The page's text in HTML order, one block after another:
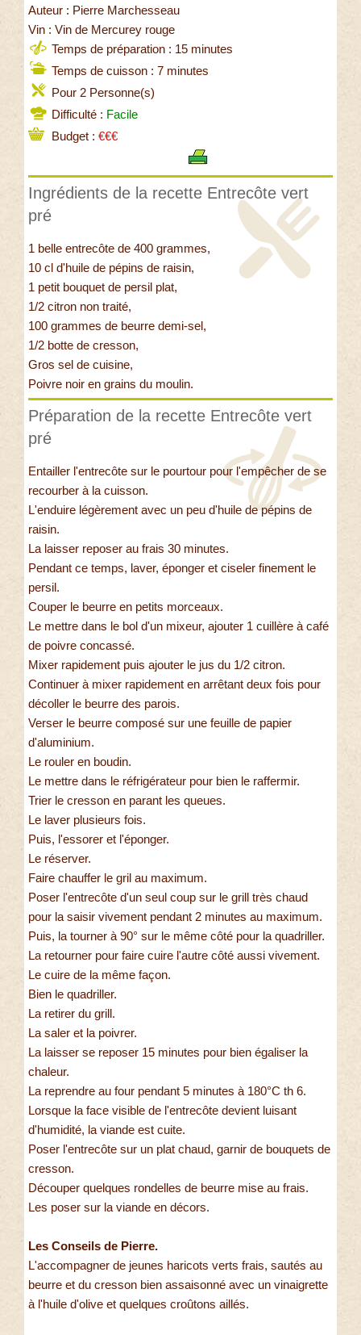
Auteur : Pierre Marchesseau
Vin : Vin de Mercurey rouge
Temps de préparation : 15 minutes
Temps de cuisson : 7 minutes
Pour 2 Personne(s)
Difficulté : Facile
Budget : €€€
Ingrédients de la recette Entrecôte vert
pré
1 belle entrecôte de 400 grammes,
10 cl d'huile de pépins de raisin,
1 petit bouquet de persil plat,
1/2 citron non traité,
100 grammes de beurre demi-sel,
1/2 botte de cresson,
Gros sel de cuisine,
Poivre noir en grains du moulin.
Préparation de la recette Entrecôte vert
pré
Entailler l'entrecôte sur le pourtour pour l'empêcher de se
recourber à la cuisson.
L'enduire légèrement avec un peu d'huile de pépins de
raisin.
La laisser reposer au frais 30 minutes.
Pendant ce temps, laver, éponger et ciseler finement le
persil.
Couper le beurre en petits morceaux.
Le mettre dans le bol d'un mixeur, ajouter 1 cuillère à café
de poivre concassé.
Mixer rapidement puis ajouter le jus du 1/2 citron.
Continuer à mixer rapidement en arrêtant deux fois pour
décoller le beurre des parois.
Verser le beurre composé sur une feuille de papier
d'aluminium.
Le rouler en boudin.
Le mettre dans le réfrigérateur pour bien le raffermir.
Trier le cresson en parant les queues.
Le laver plusieurs fois.
Puis, l'essorer et l'éponger.
Le réserver.
Faire chauffer le gril au maximum.
Poser l'entrecôte d'un seul coup sur le grill très chaud
pour la saisir vivement pendant 2 minutes au maximum.
Puis, la tourner à 90° sur le même côté pour la quadriller.
La retourner pour faire cuire l'autre côté aussi vivement.
Le cuire de la même façon.
Bien le quadriller.
La retirer du grill.
La saler et la poivrer.
La laisser se reposer 15 minutes pour bien égaliser la
chaleur.
La reprendre au four pendant 5 minutes à 180°C th 6.
Lorsque la face visible de l'entrecôte devient luisant
d'humidité, la viande est cuite.
Poser l'entrecôte sur un plat chaud, garnir de bouquets de
cresson.
Découper quelques rondelles de beurre mise au frais.
Les poser sur la viande en décors.
Les Conseils de Pierre.
L'accompagner de jeunes haricots verts frais, sautés au
beurre et du cresson bien assaisonné avec un vinaigrette
à l'huile d'olive et quelques croûtons aillés.